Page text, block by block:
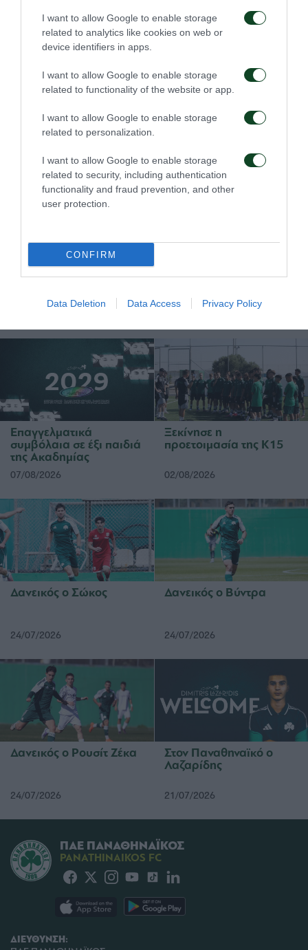
I want to allow Google to enable storage
related to analytics like cookies on web or
device identifiers in apps.
I want to allow Google to enable storage
related to functionality of the website or app.
I want to allow Google to enable storage
related to personalization.
I want to allow Google to enable storage
related to security, including authentication
functionality and fraud prevention, and other
user protection.
CONFIRM
Data Deletion Data Access Privacy Policy
Επαγγελματικά
συμβόλαια σε έξι παιδιά
της Ακαδημίας
07/08/2026
Ξεκίνησε η
προετοιμασία της Κ15
02/08/2026
Δανεικός ο Σώκος
24/07/2026
Δανεικός ο Βύντρα
24/07/2026
Δανεικός ο Ρουσίτ Ζέκα
24/07/2026
Στον Παναθηναϊκό ο
Λαζαρίδης
21/07/2026
ΔΙΕΥΘΥΝΣΗ:
ΠΑΕ ΠΑΝΑΘΗΝΑΪΚΟΣ
PANATHINAIKOS FC